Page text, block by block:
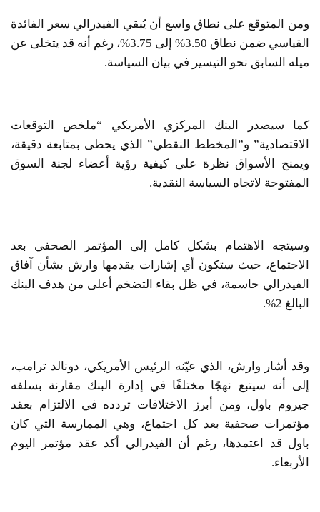
ومن المتوقع على نطاق واسع أن يُبقي الفيدرالي سعر الفائدة
القياسي ضمن نطاق 3.50% إلى 3.75%، رغم أنه قد يتخلى عن
ميله السابق نحو التيسير في بيان السياسة.
كما سيصدر البنك المركزي الأمريكي “ملخص التوقعات
الاقتصادية” و”المخطط النقطي” الذي يحظى بمتابعة دقيقة،
ويمنح الأسواق نظرة على كيفية رؤية أعضاء لجنة السوق
المفتوحة لاتجاه السياسة النقدية.
وسيتجه الاهتمام بشكل كامل إلى المؤتمر الصحفي بعد
الاجتماع، حيث ستكون أي إشارات يقدمها وارش بشأن آفاق
الفيدرالي حاسمة، في ظل بقاء التضخم أعلى من هدف البنك
البالغ 2%.
وقد أشار وارش، الذي عيّنه الرئيس الأمريكي، دونالد ترامب،
إلى أنه سيتبع نهجًا مختلفًا في إدارة البنك مقارنة بسلفه
جيروم باول، ومن أبرز الاختلافات تردده في الالتزام بعقد
مؤتمرات صحفية بعد كل اجتماع، وهي الممارسة التي كان
باول قد اعتمدها، رغم أن الفيدرالي أكد عقد مؤتمر اليوم
الأربعاء.